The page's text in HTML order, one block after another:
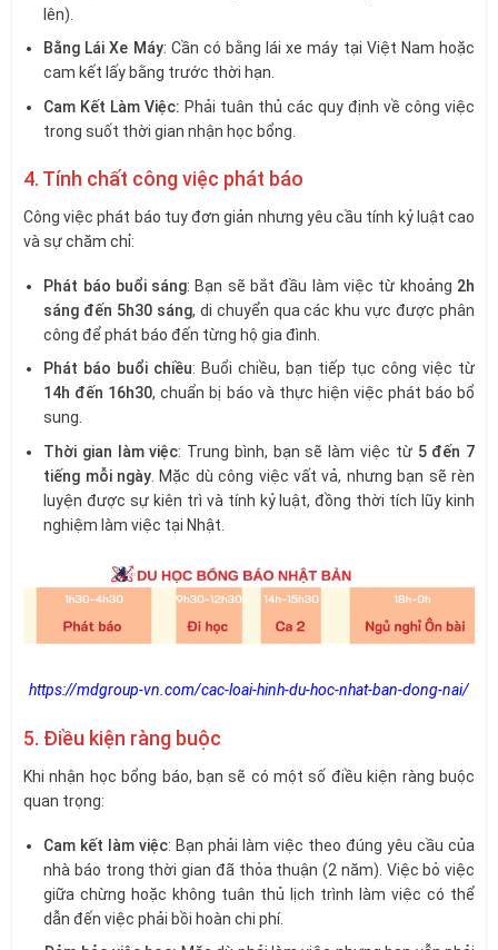
lên).
Bằng Lái Xe Máy: Cần có bằng lái xe máy tại Việt Nam hoặc
cam kết lấy bằng trước thời hạn.
Cam Kết Làm Việc: Phải tuân thủ các quy định về công việc
trong suốt thời gian nhận học bổng.
4. Tính chất công việc phát báo
Công việc phát báo tuy đơn giản nhưng yêu cầu tính kỷ luật cao
và sự chăm chỉ:
Phát báo buổi sáng: Bạn sẽ bắt đầu làm việc từ khoảng 2h
sáng đến 5h30 sáng, di chuyển qua các khu vực được phân
công để phát báo đến từng hộ gia đình.
Phát báo buổi chiều: Buổi chiều, bạn tiếp tục công việc từ
14h đến 16h30, chuẩn bị báo và thực hiện việc phát báo bổ
sung.
Thời gian làm việc: Trung bình, bạn sẽ làm việc từ 5 đến 7
tiếng mỗi ngày . Mặc dù công việc vất vả, nhưng bạn sẽ rèn
luyện được sự kiên trì và tính kỷ luật, đồng thời tích lũy kinh
nghiệm làm việc tại Nhật.
https://mdgroup-vn.com/cac-loai-hinh-du-hoc-nhat-ban-dong-nai/
5. Điều kiện ràng buộc
Khi nhận học bổng báo, bạn sẽ có một số điều kiện ràng buộc
quan trọng:
Cam kết làm việc: Bạn phải làm việc theo đúng yêu cầu của
nhà báo trong thời gian đã thỏa thuận (2 năm). Việc bỏ việc
giữa chừng hoặc không tuân thủ lịch trình làm việc có thể
dẫn đến việc phải bồi hoàn chi phí.